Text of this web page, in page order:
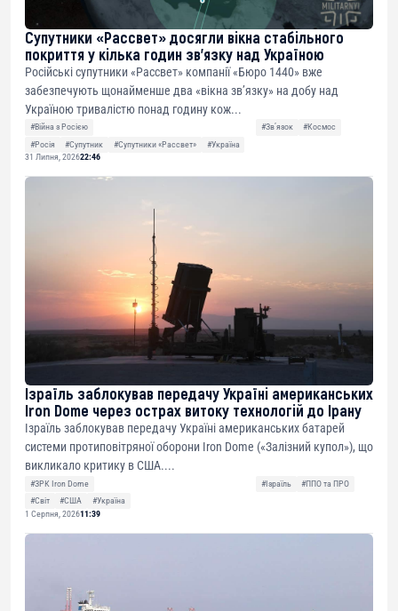
Супутники «Рассвет» досягли вікна стабільного
покриття у кілька годин зв’язку над Україною
Російські супутники «Рассвет» компанії «Бюро 1440» вже
забезпечують щонайменше два «вікна зв’язку» на добу над
Україною тривалістю понад годину кож...
#Війна з Росією #Звʼязок
#Космос
#Росія
#Супутник #Супутники «Рассвет»
#Україна
31 Липня, 202622:46
Ізраїль заблокував передачу Україні американських
Iron Dome через острах витоку технологій до Ірану
Ізраїль заблокував передачу Україні американських батарей
системи протиповітряної оборони Iron Dome («Залізний купол»), що
викликало критику в США....
#ЗРК Iron Dome #Ізраїль
#ППО та ПРО
#Світ
#США
#Україна
1 Серпня, 202611:39